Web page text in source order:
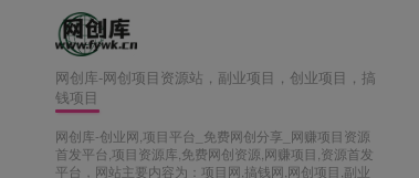
网创库-网创项目资源站，副业项目，创业项目，搞
钱项目
网创库-创业网,项目平台_免费网创分享_网赚项目资源
首发平台,项目资源库,免费网创资源,网赚项目,资源首发
平台，网站主要内容为：项目网,搞钱网,网创项目,副业